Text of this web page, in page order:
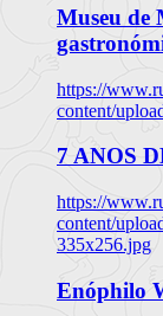
Museu de
https://
content/
7 ANOS
https://
content/
335x256.jpg
Enóphilo